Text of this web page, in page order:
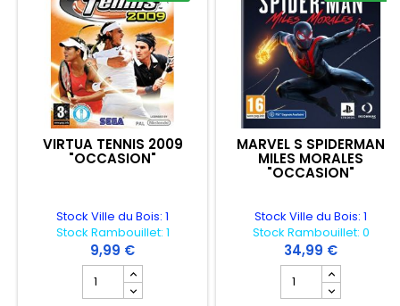
VIRTUA TENNIS 2009
"OCCASION"
Stock Ville du Bois: 1
Stock Rambouillet: 1
9,99 €
Champ quantité du produit VIRTUA TENNIS 2009
MARVEL S SPIDERMAN
MILES MORALES
"OCCASION"
Stock Ville du Bois: 1
Stock Rambouillet: 0
34,99 €
Champ quantité du